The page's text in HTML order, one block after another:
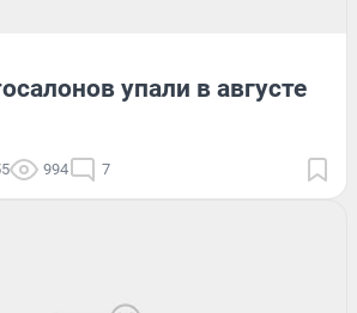
упали в августе
994 7